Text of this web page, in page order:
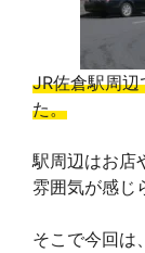
JR佐倉駅周
た。
駅周辺はお店
雰囲気が感じ
そこで今回は